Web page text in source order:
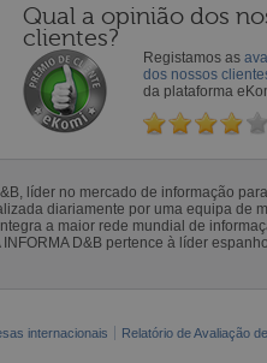
Qual a opinião dos
clientes?
Registamos as
dos nossos
da plataforma
líder no mercado de informação
diariamente por uma equipa de
a maior rede mundial de
D&B pertence à líder
internacionais Relatório de Avaliação